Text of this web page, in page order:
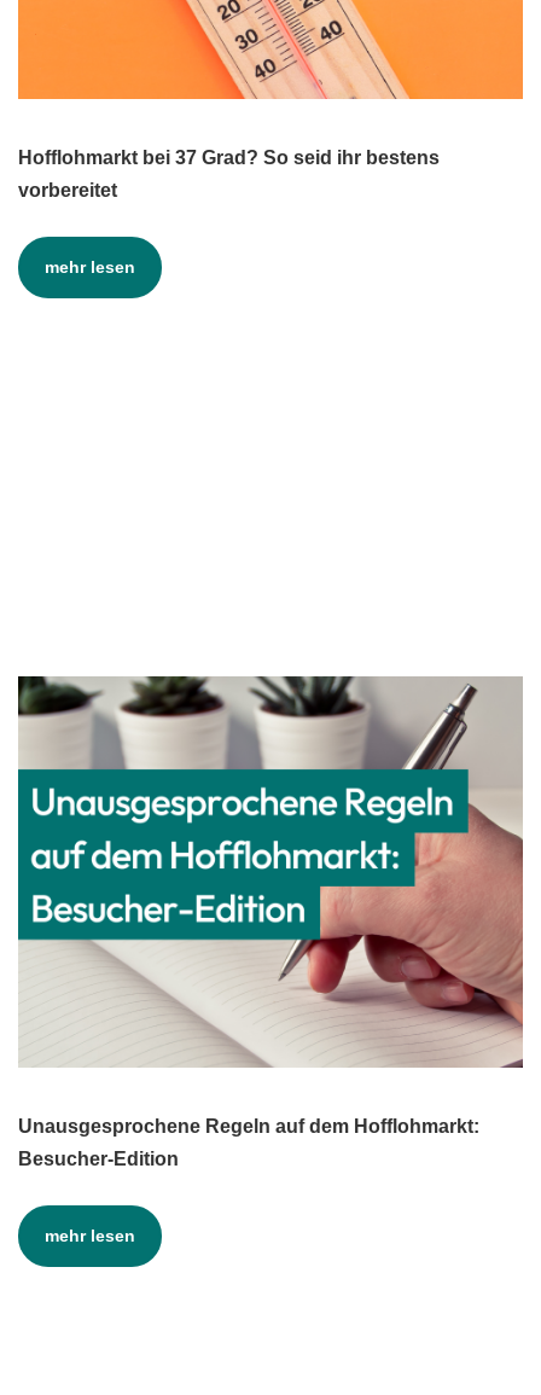
Hofflohmarkt bei 37 Grad? So seid ihr bestens
vorbereitet
mehr lesen
Unausgesprochene Regeln auf dem Hofflohmarkt:
Besucher-Edition
mehr lesen